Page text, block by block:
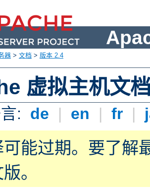
器 > 文档 > 版本 2.4
虚拟主机文
: de | en | fr |
可能过期。要了解
。